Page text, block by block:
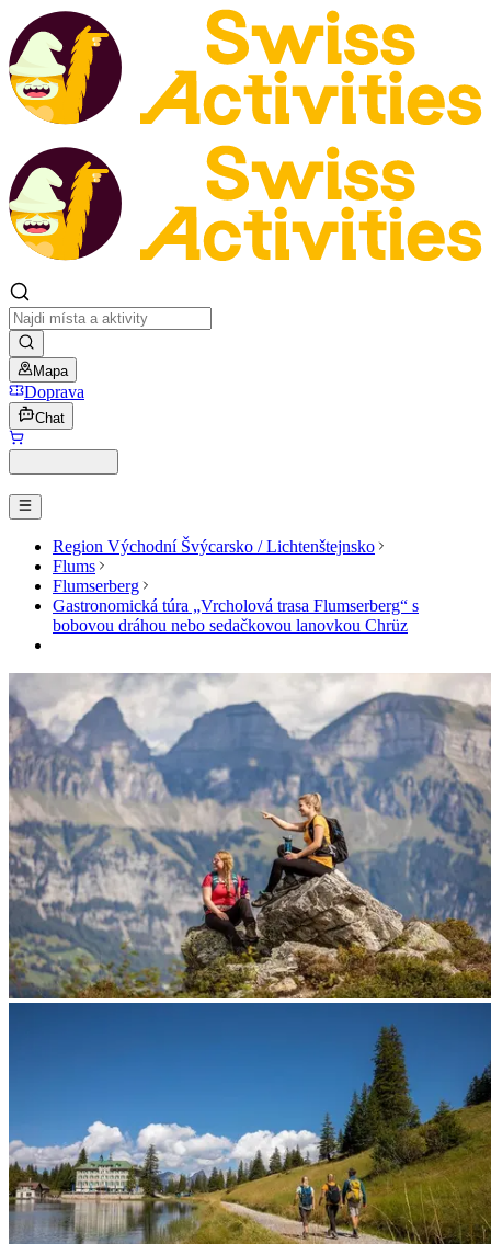
Mapa
Doprava
Chat
Region Východní Švýcarsko / Lichtenštejnsko
Flums
Flumserberg
Gastronomická túra „Vrcholová trasa Flumserberg“ s
bobovou dráhou nebo sedačkovou lanovkou Chrüz